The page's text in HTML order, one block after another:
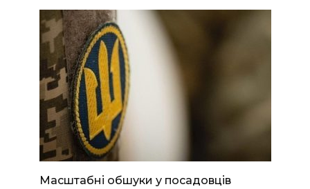
Масштабні обшуки у посадовців